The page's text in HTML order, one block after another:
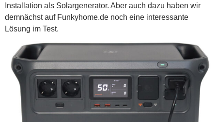
Installation als Solargenerator. Aber auch dazu haben wir
demnächst auf Funkyhome.de noch eine interessante
Lösung im Test.